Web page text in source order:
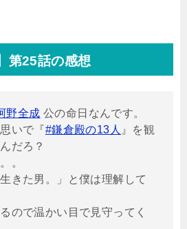
第25話の感想
野全成 公の命日なんです。
いで『#鎌倉殿の13人 』を観
だろ？
。
きた男。」と僕は理解して
ので温かい目で見守ってく